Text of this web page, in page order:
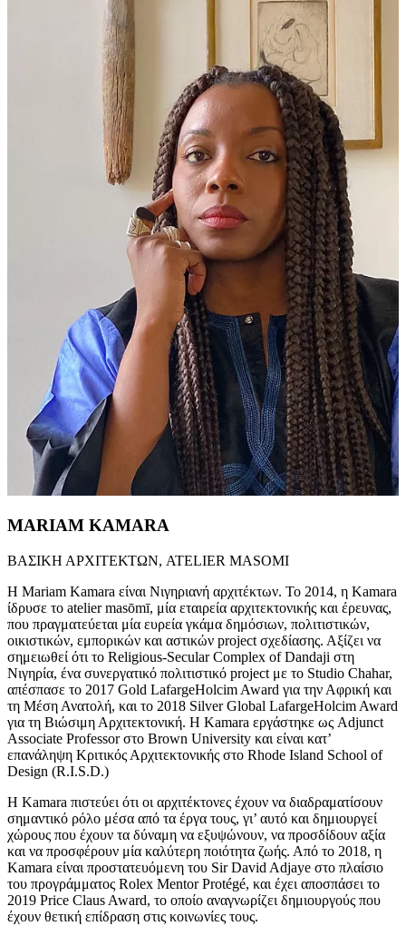
MARIAM KAMARA
ΒΑΣΙΚΗ ΑΡΧΙΤΕΚΤΩΝ, ATELIER MASOMI
Η Mariam Kamara είναι Νιγηριανή αρχιτέκτων. Το 2014, η Kamara
ίδρυσε το atelier masōmī, μία εταιρεία αρχιτεκτονικής και έρευνας,
που πραγματεύεται μία ευρεία γκάμα δημόσιων, πολιτιστικών,
οικιστικών, εμπορικών και αστικών project σχεδίασης. Αξίζει να
σημειωθεί ότι το Religious-Secular Complex of Dandaji στη
Νιγηρία, ένα συνεργατικό πολιτιστικό project με το Studio Chahar,
απέσπασε το 2017 Gold LafargeHolcim Award για την Αφρική και
τη Μέση Ανατολή, και το 2018 Silver Global LafargeHolcim Award
για τη Βιώσιμη Αρχιτεκτονική. Η Kamara εργάστηκε ως Adjunct
Associate Professor στο Brown University και είναι κατ’
επανάληψη Κριτικός Αρχιτεκτονικής στο Rhode Island School of
Design (R.I.S.D.)
Η Kamara πιστεύει ότι οι αρχιτέκτονες έχουν να διαδραματίσουν
σημαντικό ρόλο μέσα από τα έργα τους, γι’ αυτό και δημιουργεί
χώρους που έχουν τα δύναμη να εξυψώνουν, να προσδίδουν αξία
και να προσφέρουν μία καλύτερη ποιότητα ζωής. Από το 2018, η
Kamara είναι προστατευόμενη του Sir David Adjaye στο πλαίσιο
του προγράμματος Rolex Mentor Protégé, και έχει αποσπάσει το
2019 Price Claus Award, το οποίο αναγνωρίζει δημιουργούς που
έχουν θετική επίδραση στις κοινωνίες τους.